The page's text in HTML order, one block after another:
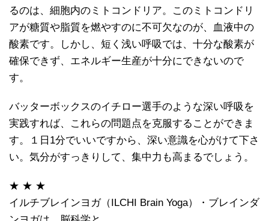
るのは、細胞内のミトコンドリア。このミトコンドリ
アが糖質や脂質を燃やすのに不可欠なのが、血液中の
酸素です。しかし、短く浅い呼吸では、十分な酸素が
確保できず、エネルギー生産が十分にできないので
す。
バッターボックスのイチロー選手のような深い呼吸を
実践すれば、これらの問題点を克服することができま
す。１日1分でいいですから、深い意識を心がけて下さ
い。気分がすっきりして、集中力も高まるでしょう。
★ ★ ★
イルチブレインヨガ（ILCHI Brain Yoga）・ブレインダ